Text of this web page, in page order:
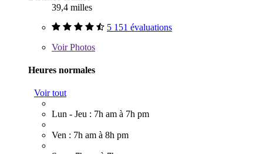
39,4 milles
5 151 évaluations
VoirPhotos
Heures normales
Voir tout
Lun - Jeu : 7h am à 7h pm
Ven : 7h am à 8h pm